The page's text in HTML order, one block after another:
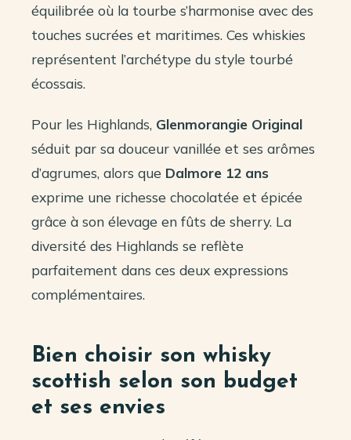
équilibrée où la tourbe s’harmonise avec des
touches sucrées et maritimes. Ces whiskies
représentent l’archétype du style tourbé
écossais.
Pour les Highlands, Glenmorangie Original
séduit par sa douceur vanillée et ses arômes
d’agrumes, alors que Dalmore 12 ans
exprime une richesse chocolatée et épicée
grâce à son élevage en fûts de sherry. La
diversité des Highlands se reflète
parfaitement dans ces deux expressions
complémentaires.
Bien choisir son whisky
scottish selon son budget
et ses envies